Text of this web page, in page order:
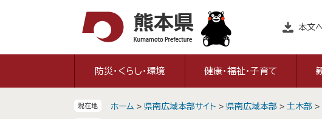
の
ー
本文
防災・くらし・環境 健康・福祉・子育て
現在地 ホーム > 県南広域本部サイト > 県南広域本部 > 土木部 >